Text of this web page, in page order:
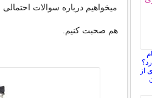
میخواهیم درباره سوالات
هم صحبت کنیم.
از